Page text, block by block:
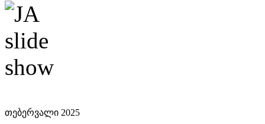
თებერვალი 2025